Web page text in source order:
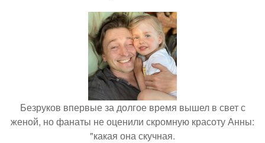
Безруков впервые за долгое время вышел в свет с
женой, но фанаты не оценили скромную красоту Анны:
"какая она скучная.